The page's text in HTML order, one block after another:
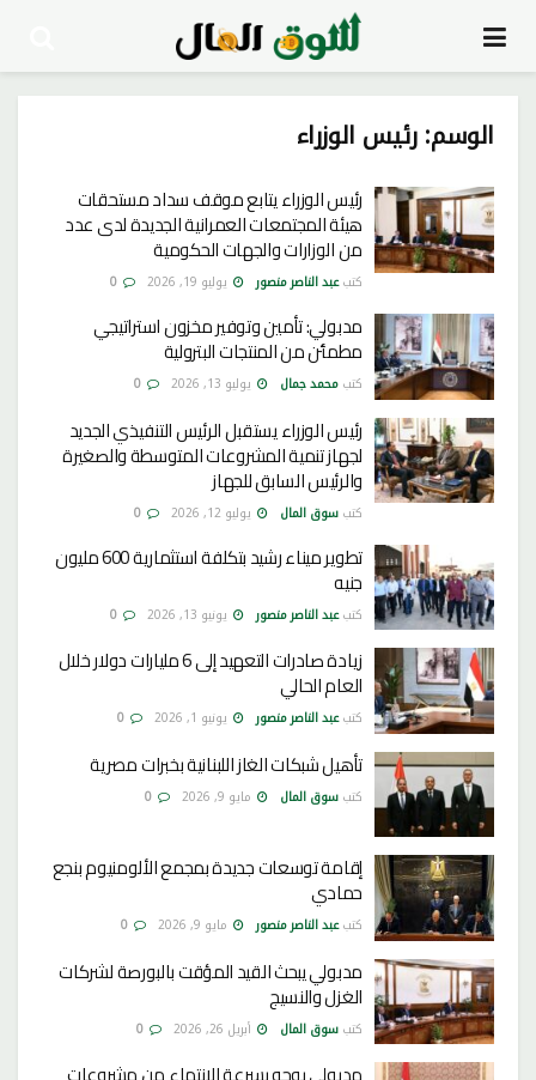
الوسم:رئيس الوزراء
رئيس الوزراء يتابع موقف سداد مستحقات
هيئة المجتمعات العمرانية الجديدة لدى عدد
من الوزارات والجهات الحكومية
كتبعبد الناصر منصور يوليو 19, 2026
مدبولي: تأمين وتوفير مخزون استراتيجي
مطمئن من المنتجات البترولية
كتب محمد جمال يوليو 13, 2026
رئيس الوزراء يستقبل الرئيس التنفيذي الجديد
لجهاز تنمية المشروعات المتوسطة والصغيرة
والرئيس السابق للجهاز
كتب سوق المال يوليو 12, 2026
تطوير ميناء رشيد بتكلفة استثمارية 600 مليون
جنيه
كتبعبد الناصر منصور يونيو 13, 2026
زيادة صادرات التعهيد إلى 6 مليارات دولار خلال
العام الحالي
كتبعبد الناصر منصور يونيو 1, 2026
تأهيل شبكات الغاز اللبنانية بخبرات مصرية
كتب سوق المال مايو 9, 2026
إقامة توسعات جديدة بمجمع الألومنيوم بنجع
حمادي
كتبعبد الناصر منصور مايو 9, 2026
مدبولي يبحث القيد المؤقت بالبورصة لشركات
الغزل والنسيج
كتب سوق المال أبريل 26, 2026